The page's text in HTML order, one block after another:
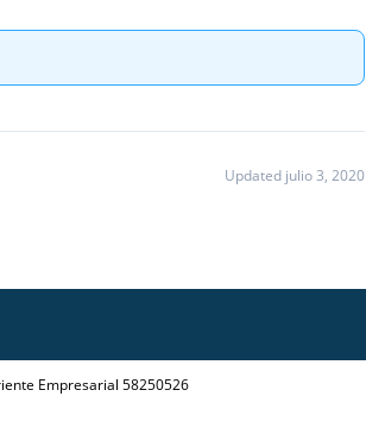
Updated julio 3, 2020
Empresarial 58250526